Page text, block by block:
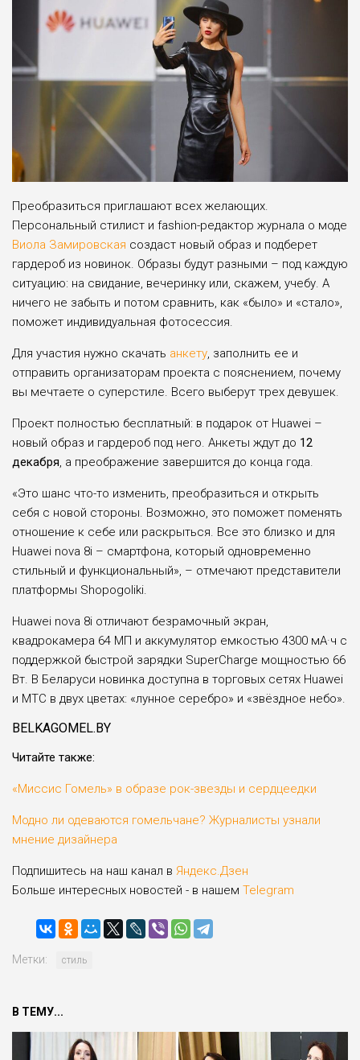
Преобразиться приглашают всех желающих.
Персональный стилист и fashion-редактор журнала о моде
Виола Замировская создаст новый образ и подберет
гардероб из новинок. Образы будут разными – под каждую
ситуацию: на свидание, вечеринку или, скажем, учебу. А
ничего не забыть и потом сравнить, как «было» и «стало»,
поможет индивидуальная фотосессия.
Для участия нужно скачать анкету, заполнить ее и
отправить организаторам проекта с пояснением, почему
вы мечтаете о суперстиле. Всего выберут трех девушек.
Проект полностью бесплатный: в подарок от Huawei –
новый образ и гардероб под него. Анкеты ждут до 12
декабря, а преображение завершится до конца года.
«Это шанс что-то изменить, преобразиться и открыть
себя с новой стороны. Возможно, это поможет поменять
отношение к себе или раскрыться. Все это близко и для
Huawei nova 8i – смартфона, который одновременно
стильный и функциональный», – отмечают представители
платформы Shopogoliki.
Huawei nova 8i отличают безрамочный экран,
квадрокамера 64 МП и аккумулятор емкостью 4300 мА·ч с
поддержкой быстрой зарядки SuperCharge мощностью 66
Вт. В Беларуси новинка доступна в торговых сетях Huawei
и МТС в двух цветах: «лунное серебро» и «звёздное небо».
BELKAGOMEL.BY
Читайте также:
«Миссис Гомель» в образе рок-звезды и сердцеедки
Модно ли одеваются гомельчане? Журналисты узнали
мнение дизайнера
Подпишитесь на наш канал в Яндекс.Дзен
Больше интересных новостей - в нашем Telegram
Метки: стиль
В ТЕМУ...